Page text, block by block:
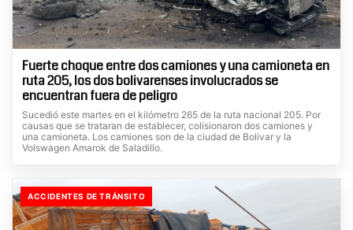
Fuerte choque entre dos camiones y una camioneta en
ruta 205, los dos bolivarenses involucrados se
encuentran fuera de peligro
Sucedió este martes en el kilómetro 265 de la ruta nacional 205. Por
causas que se trataran de establecer, colisionaron dos camiones y
una camioneta. Los camiones son de la ciudad de Bolivar y la
Volswagen Amarok de Saladillo.
ACCIDENTES DE TRÁNSITO